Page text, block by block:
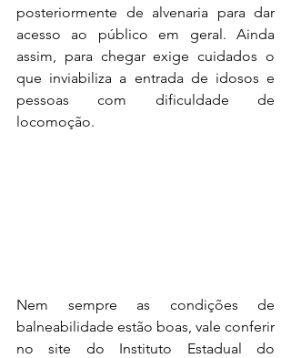
posteriormente de alvenaria para dar
acesso ao público em geral. Ainda
assim, para chegar exige cuidados o
que inviabiliza a entrada de idosos e
pessoas com dificuldade de
locomoção.
Nem sempre as condições de
balneabilidade estão boas, vale conferir
no site do Instituto Estadual do